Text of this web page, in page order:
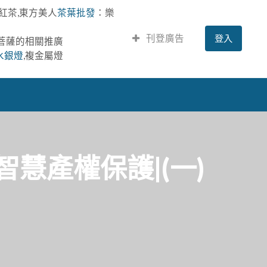
茶,東方美人 茶葉批發 ：樂
薩的相關推廣
銀燈 ,複金屬燈
刊登廣告 登入
慧產權保護|(一)